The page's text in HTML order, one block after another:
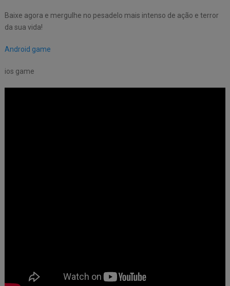
Baixe agora e mergulhe no pesadelo mais intenso de ação e terror
da sua vida!
Android game
ios game